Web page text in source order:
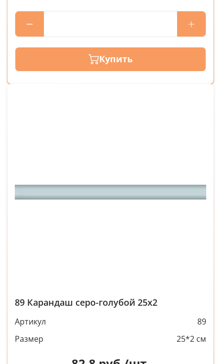
Купить
89 Карандаш серо-голубой 25х2
Артикул
89
Размер
25*2 см